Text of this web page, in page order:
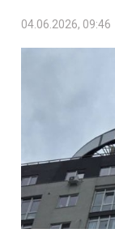
04.06.2026, 09:46